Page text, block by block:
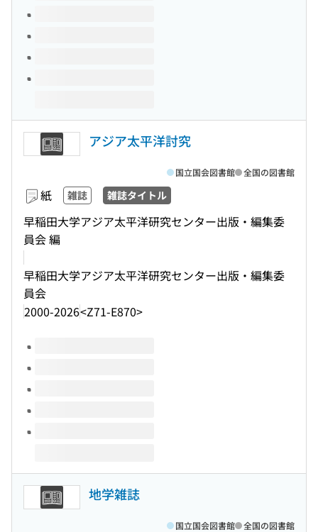
アジア太平洋討究
紙 雑誌 雑誌タイトル
早稲田大学アジア太平洋研究センター出版・編集委
員会 編
早稲田大学アジア太平洋研究センター出版・編集委
員会
2000-2026<Z71-E870>
国立国会図書館 全国の図書館
このタイトルの巻号
地学雑誌
国立国会図書館 全国の図書館